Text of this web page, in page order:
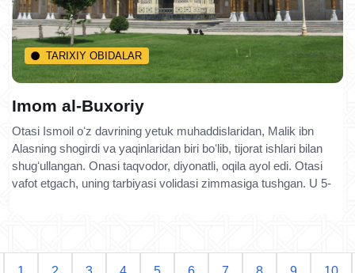
TARIXIY OBIDALAR
Imom al-Buxoriy
Otasi Ismoil oʻz davrining yetuk muhaddislaridan, Malik ibn
Alasning shogirdi va yaqinlaridan biri boʻlib, tijorat ishlari bilan
shugʻullangan. Onasi taqvodor, diyonatli, oqila ayol edi. Otasi
vafot etgach, uning tarbiyasi volidasi zimmasiga tushgan. U 5-